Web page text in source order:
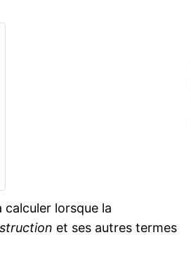
lorsque la
et ses autres termes